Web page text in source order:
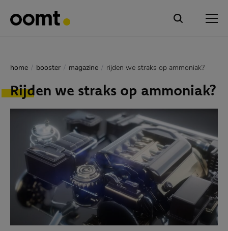
home booster magazine rijden we straks op ammoniak?
Rijden we straks op ammoniak?